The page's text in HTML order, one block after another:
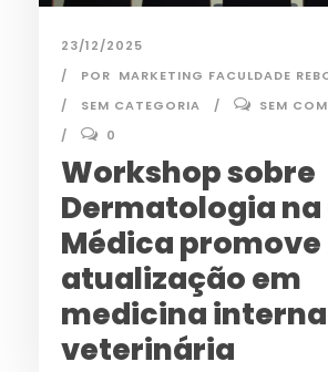
23/12/2025
POR MARKETING FACULDADE
SEM CATEGORIA
SEM
0
Workshop sobre
Dermatologia
Médica promove
atualização em
medicina interna
veterinária